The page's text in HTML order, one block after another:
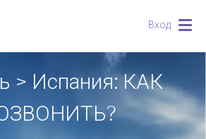
Вход
> Испания: КАК